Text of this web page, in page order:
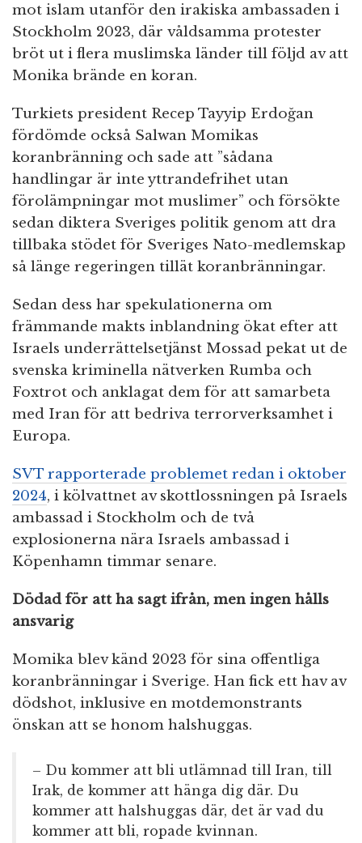
mot islam utanför den irakiska ambassaden i
Stockholm 2023, där våldsamma protester
bröt ut i flera muslimska länder till följd av att
Monika brände en koran.
Turkiets president Recep Tayyip Erdoğan
fördömde också Salwan Momikas
koranbränning och sade att ”sådana
handlingar är inte yttrandefrihet utan
förolämpningar mot muslimer” och försökte
sedan diktera Sveriges politik genom att dra
tillbaka stödet för Sveriges Nato-medlemskap
så länge regeringen tillät koranbränningar.
Sedan dess har spekulationerna om
främmande makts inblandning ökat efter att
Israels underrättelsetjänst Mossad pekat ut de
svenska kriminella nätverken Rumba och
Foxtrot och anklagat dem för att samarbeta
med Iran för att bedriva terrorverksamhet i
Europa.
SVT rapporterade problemet redan i oktober
2024, i kölvattnet av skottlossningen på Israels
ambassad i Stockholm och de två
explosionerna nära Israels ambassad i
Köpenhamn timmar senare.
Dödad för att ha sagt ifrån, men ingen hålls
ansvarig
Momika blev känd 2023 för sina offentliga
koranbränningar i Sverige. Han fick ett hav av
dödshot, inklusive en motdemonstrants
önskan att se honom halshuggas.
– Du kommer att bli utlämnad till Iran, till
Irak, de kommer att hänga dig där. Du
kommer att halshuggas där, det är vad du
kommer att bli, ropade kvinnan.